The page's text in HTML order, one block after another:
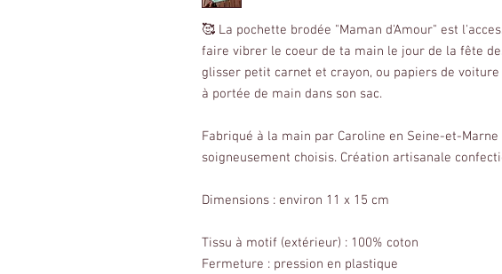
🥰 La pochette brodée "Maman d'Amour" est
faire vibrer le coeur de ta main le jour de la fête
glisser petit carnet et crayon, ou papiers de
à portée de main dans son sac.
Fabriqué à la main par Caroline en Seine-et-
soigneusement choisis. Création artisanale
Dimensions : environ 11 x 15 cm
Tissu à motif (extérieur) : 100% coton
Fermeture : pression en plastique